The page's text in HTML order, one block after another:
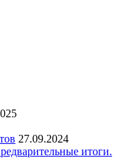
27.09.2024
итоги.